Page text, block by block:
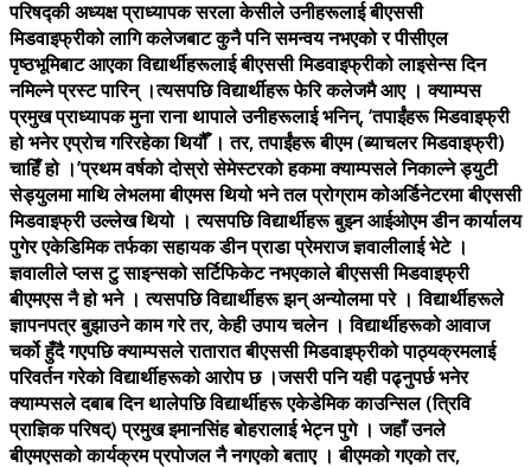
परिषद्की अध्यक्ष प्राध्यापक सरला केसीले उनीहरूलाई बीएससी
मिडवाइफ्रीको लागि कलेजबाट कुनै पनि समन्वय नभएको र पीसीएल
पृष्ठभूमिबाट आएका विद्यार्थीहरूलाई बीएससी मिडवाइफ्रीको लाइसेन्स दिन
नमिल्ने प्रस्ट पारिन् ।त्यसपछि विद्यार्थीहरू फेरि कलेजमै आए । क्याम्पस
प्रमुख प्राध्यापक मुना राना थापाले उनीहरूलाई भनिन्, ‘तपाईंहरू मिडवाइफ्री
हो भनेर एप्रोच गरिरहेका थियौँ । तर, तपाईंहरू बीएम (ब्याचलर मिडवाइफ्री)
चाहिँ हो ।’प्रथम वर्षको दोस्रो सेमेस्टरको हकमा क्याम्पसले निकाल्ने ड्युटी
सेड्युलमा माथि लेभलमा बीएमस थियो भने तल प्रोग्राम कोअर्डिनेटरमा बीएससी
मिडवाइफ्री उल्लेख थियो । त्यसपछि विद्यार्थीहरू बुझ्न आईओएम डीन कार्यालय
पुगेर एकेडिमिक तर्फका सहायक डीन प्राडा प्रेमराज ज्ञवालीलाई भेटे ।
ज्ञवालीले प्लस टु साइन्सको सर्टिफिकेट नभएकाले बीएससी मिडवाइफ्री
बीएमएस नै हो भने । त्यसपछि विद्यार्थीहरू झन् अन्योलमा परे । विद्यार्थीहरूले
ज्ञापनपत्र बुझाउने काम गरे तर, केही उपाय चलेन । विद्यार्थीहरूको आवाज
चर्को हुँदै गएपछि क्याम्पसले रातारात बीएससी मिडवाइफ्रीको पाठ्यक्रमलाई
परिवर्तन गरेको विद्यार्थीहरूको आरोप छ ।जसरी पनि यही पढ्नुपर्छ भनेर
क्याम्पसले दबाब दिन थालेपछि विद्यार्थीहरू एकेडेमिक काउन्सिल (त्रिवि
प्राज्ञिक परिषद्) प्रमुख इमानसिंह बोहरालाई भेट्न पुगे । जहाँ उनले
बीएमएसको कार्यक्रम प्रपोजल नै नगएको बताए । बीएमको गएको तर,